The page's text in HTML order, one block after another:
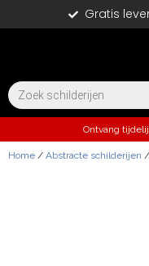
Gratis
Ontvang
Home / Abstracte schilderijen /